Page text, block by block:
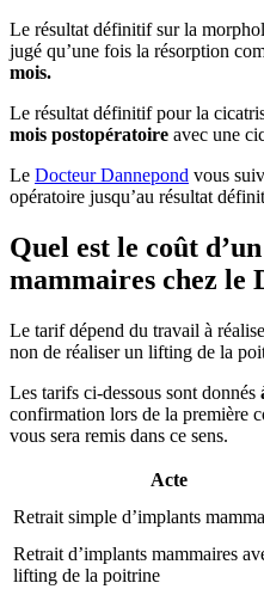
Le résultat définitif sur la
jugé qu’une fois la résorption
mois.
Le résultat définitif pour la
mois postopératoire avec une
Le Docteur Dannepond vous
opératoire jusqu’au résultat
Quel est le coût
mammaires chez le
Le tarif dépend du travail à
non de réaliser un lifting de la
Les tarifs ci-dessous sont donnés
confirmation lors de la première
vous sera remis dans ce sens.
Acte
Retrait simple d’implants
Retrait d’implants mammaires
lifting de la poitrine